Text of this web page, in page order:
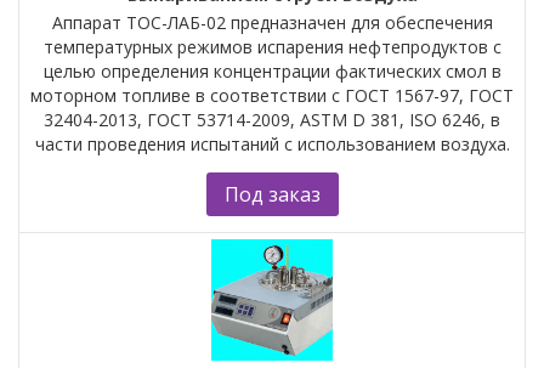
Аппарат ТОС-ЛАБ-02 предназначен для обеспечения
температурных режимов испарения нефтепродуктов с
целью определения концентрации фактических смол в
моторном топливе в соответствии с ГОСТ 1567-97, ГОСТ
32404-2013, ГОСТ 53714-2009, ASTM D 381, ISO 6246, в
части проведения испытаний с использованием воздуха.
Под заказ